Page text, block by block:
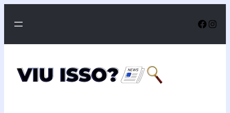
para
conteúdo